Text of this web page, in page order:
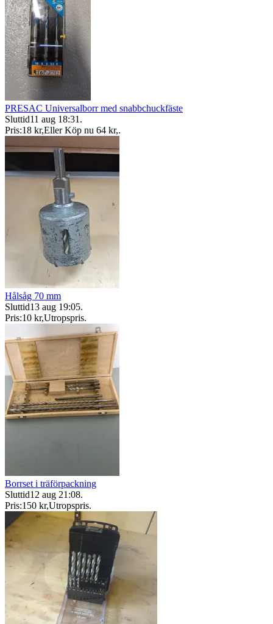
PRESAC Universalborr med snabbchuckfäste
Sluttid11 aug 18:31 .
Pris:18 kr,Eller Köp nu 64 kr,.
Hålsåg 70 mm
Sluttid13 aug 19:05.
Pris:10 kr,Utropspris.
Borrset i träförpackning
Sluttid12 aug 21:08.
Pris:150 kr,Utropspris.